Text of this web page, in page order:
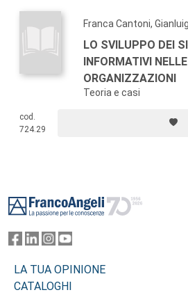
Franca Cantoni,
LO SVILUPPO DEI
INFORMATIVI NELLE
ORGANIZZAZIONI
Teoria e casi
cod.
724.29
LA TUA OPINIONE
CATALOGHI